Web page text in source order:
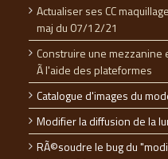
Actualiser ses CC
maj du 07/12/21
Construire une mezzanine
Ã l'aide des plateformes
Catalogue d'images du
Modifier la diffusion de la
RÃ©soudre le bug du